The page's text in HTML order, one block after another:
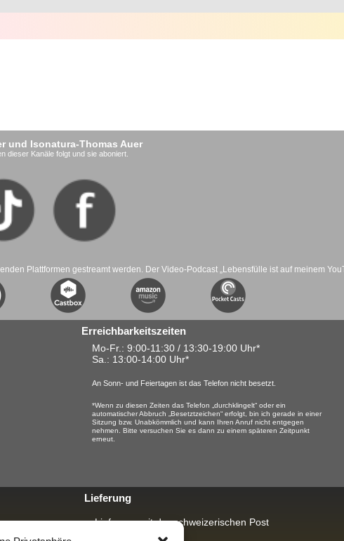
und Isonatura-Thomas Auer
dieser Kanäle folgt und sie aboniert.
Plattformen gestreamt werden. Der Video-Podcast „Lebensfülle ist auf meinem
Erreichbarkeitszeiten
Mo-Fr.: 9:00-11:30 / 13:30-19:00 Uhr*
Sa. : 13:00-14:00 Uhr*
An Sonn- und Feiertagen ist das Telefon nicht besetzt.
*Wenn zu diesen Zeiten das Telefon „durchklingelt“ oder ein
automatischer Abbruch „Besetztzeichen“ erfolgt, bin ich gerade in einer
Sitzung bzw. Unabkömmlich und kann Ihren Anruf nicht entgegen
nehmen. Bitte versuchen Sie es dann zu einem späteren Zeitpunkt
erneut.
Lieferung
Lieferung mit der schweizerischen Post